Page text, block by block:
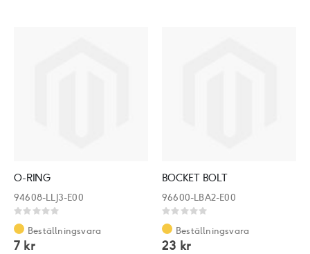
O-RING
94608-LLJ3-E00
Rating:
0%
Beställningsvara
7 kr
BOCKET BOLT
96600-LBA2-E00
Rating:
0%
Beställningsvara
23 kr